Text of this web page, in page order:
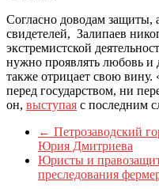
Согласно доводам защиты,
свидетелей, Залипаев
экстремистской
нужно проявлять любовь
также отрицает свою
перед государством, ни
он, выступая с последним
← Петрозаводский
Юрия Дмитриева
Юристы и
преследования